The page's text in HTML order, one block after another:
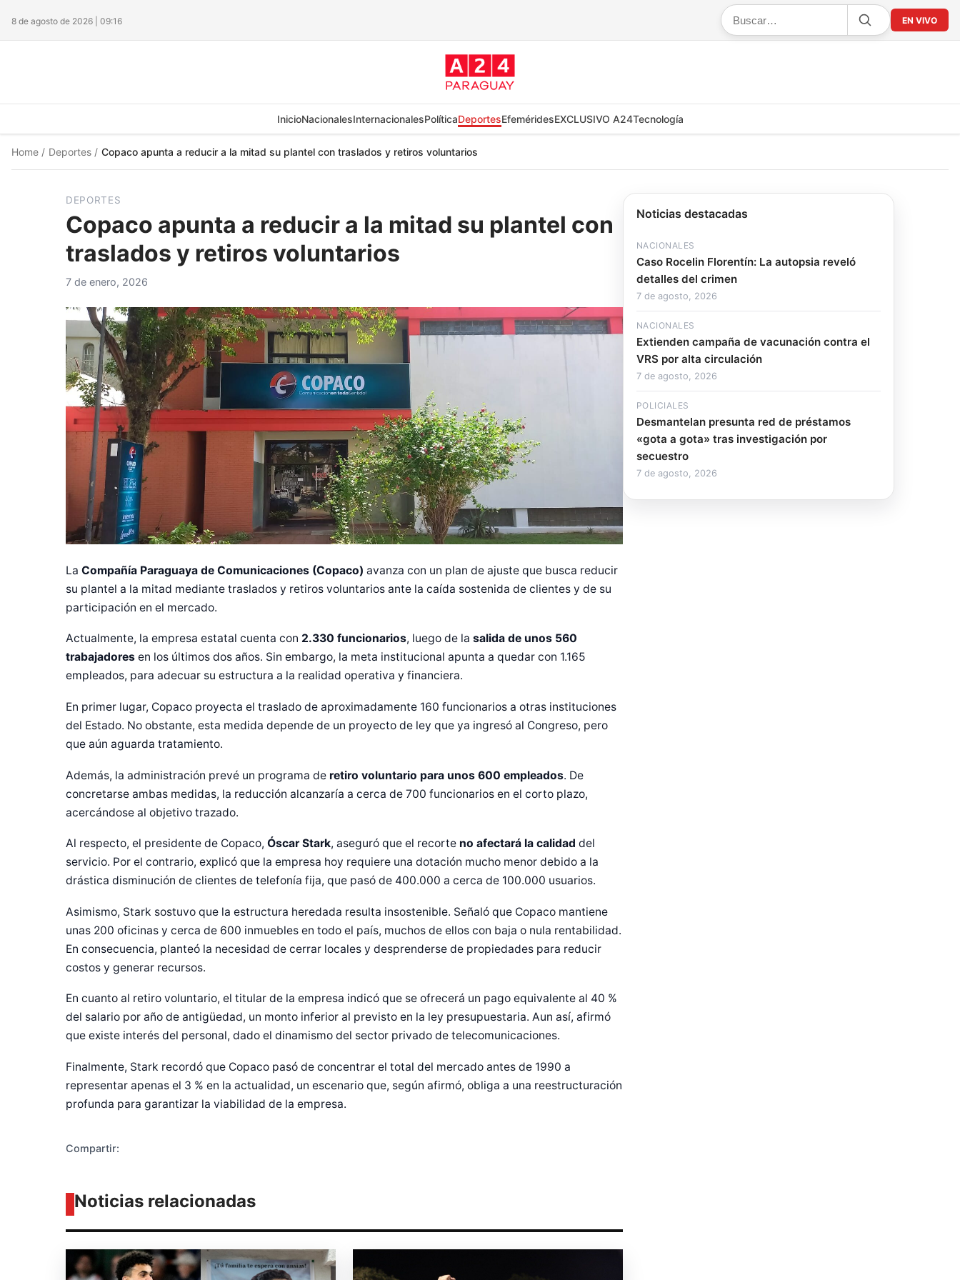
8 de agosto de 2026 | 09:16 EN VIVO
InicioNacionalesInternacionalesPolíticaDeportesEfeméridesEXCLUSIVO A24Tecnología
Home / Deportes / Copaco apunta a reducir a la mitad su plantel con traslados y retiros voluntarios
DEPORTES
Copaco apunta a reducir a la mitad su plantel con
traslados y retiros voluntarios
7 de enero, 2026
La Compañía Paraguaya de Comunicaciones (Copaco) avanza con un plan de ajuste que busca reducir
su plantel a la mitad mediante traslados y retiros voluntarios ante la caída sostenida de clientes y de su
participación en el mercado.
Actualmente, la empresa estatal cuenta con 2.330 funcionarios, luego de la salida de unos 560
trabajadores en los últimos dos años. Sin embargo, la meta institucional apunta a quedar con 1.165
empleados, para adecuar su estructura a la realidad operativa y financiera.
En primer lugar, Copaco proyecta el traslado de aproximadamente 160 funcionarios a otras instituciones
del Estado. No obstante, esta medida depende de un proyecto de ley que ya ingresó al Congreso, pero
que aún aguarda tratamiento.
Además, la administración prevé un programa de retiro voluntario para unos 600 empleados. De
concretarse ambas medidas, la reducción alcanzaría a cerca de 700 funcionarios en el corto plazo,
acercándose al objetivo trazado.
Al respecto, el presidente de Copaco, Óscar Stark, aseguró que el recorte no afectará la calidad del
servicio. Por el contrario, explicó que la empresa hoy requiere una dotación mucho menor debido a la
drástica disminución de clientes de telefonía fija, que pasó de 400.000 a cerca de 100.000 usuarios.
Asimismo, Stark sostuvo que la estructura heredada resulta insostenible. Señaló que Copaco mantiene
unas 200 oficinas y cerca de 600 inmuebles en todo el país, muchos de ellos con baja o nula rentabilidad.
En consecuencia, planteó la necesidad de cerrar locales y desprenderse de propiedades para reducir
costos y generar recursos.
En cuanto al retiro voluntario, el titular de la empresa indicó que se ofrecerá un pago equivalente al 40 %
del salario por año de antigüedad, un monto inferior al previsto en la ley presupuestaria. Aun así, afirmó
que existe interés del personal, dado el dinamismo del sector privado de telecomunicaciones.
Finalmente, Stark recordó que Copaco pasó de concentrar el total del mercado antes de 1990 a
representar apenas el 3 % en la actualidad, un escenario que, según afirmó, obliga a una reestructuración
profunda para garantizar la viabilidad de la empresa.
Compartir:
Diseñado por Shiro Company
Noticias relacionadas
Noticias destacadas
NACIONALES
Caso Rocelin Florentín: La autopsia reveló
detalles del crimen
7 de agosto, 2026
NACIONALES
Extienden campaña de vacunación contra el
VRS por alta circulación
7 de agosto, 2026
POLICIALES
Desmantelan presunta red de préstamos
«gota a gota» tras investigación por
secuestro
7 de agosto, 2026